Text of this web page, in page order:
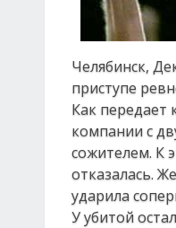
Челябинск,
приступе
Как передает
компании с
сожителем. К
отказалась.
ударила
У убитой